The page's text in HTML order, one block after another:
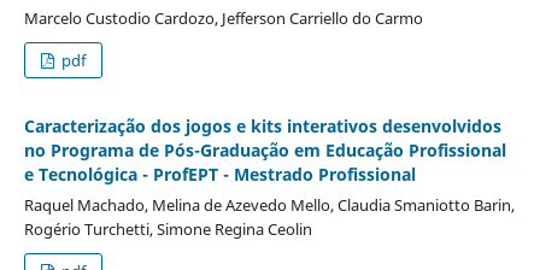
Marcelo Custodio Cardozo, Jefferson Carriello do Carmo
pdf
Caracterização dos jogos e kits interativos desenvolvidos
no Programa de Pós-Graduação em Educação Profissional
e Tecnológica - ProfEPT - Mestrado Profissional
Raquel Machado, Melina de Azevedo Mello, Claudia Smaniotto Barin,
Rogério Turchetti, Simone Regina Ceolin